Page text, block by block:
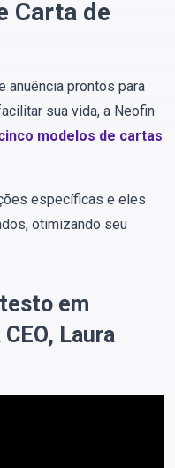
Carta de
anuência prontos para
sua vida, a Neofin
modelos de cartas
específicas e eles
otimizando seu
em
Laura